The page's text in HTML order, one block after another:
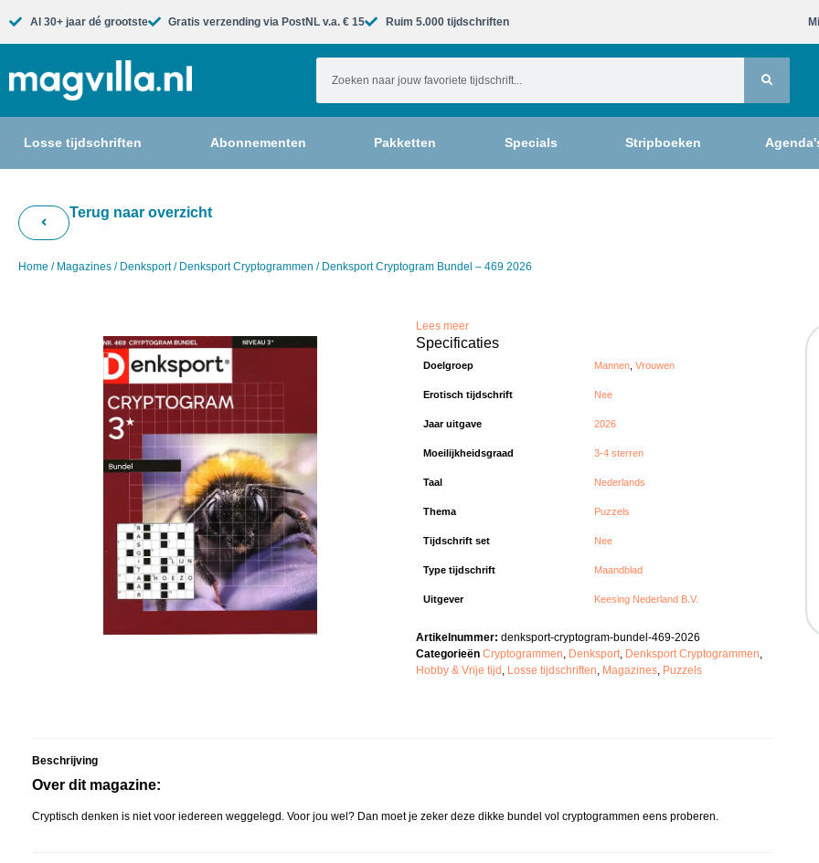
Al 30+ jaar dé grootste​ Gratis verzending via PostNL v.a. € 15 Ruim 5.000 tijdschriften​
Losse tijdschriften Abonnementen Pakketten Specials Stripboeken
Terug naar overzicht
Home / Magazines / Denksport/ Denksport Cryptogrammen / Denksport Cryptogram Bundel – 469 2026
Lees meer
Specificaties
Doelgroep Mannen ,Vrouwen
Erotisch tijdschrift Nee
Jaar uitgave 2026
Moeilijkheidsgraad 3-4 sterren
Taal Nederlands
Thema Puzzels
Tijdschrift set Nee
Type tijdschrift Maandblad
Uitgever Keesing Nederland B.V.
Artikelnummer:denksport-cryptogram-bundel-469-2026
Categorieën Cryptogrammen, Denksport, Denksport Cryptogrammen,
Hobby & Vrije tijd , Losse tijdschriften, Magazines, Puzzels
Beschrijving
Over dit magazine:
Cryptisch denken is niet voor iedereen weggelegd. Voor jou wel? Dan moet je zeker deze dikke bundel vol cryptogrammen eens proberen.